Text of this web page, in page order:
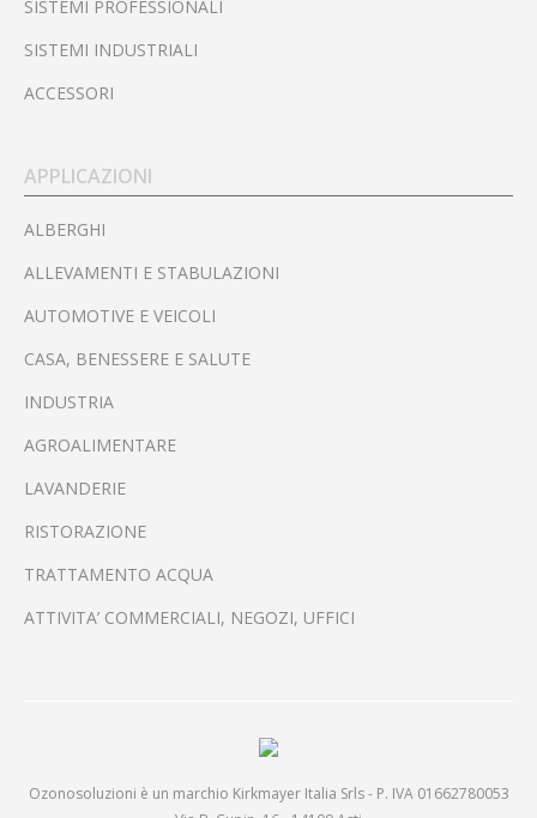
SISTEMI PROFESSIONALI
SISTEMI INDUSTRIALI
ACCESSORI
APPLICAZIONI
ALBERGHI
ALLEVAMENTI E STABULAZIONI
AUTOMOTIVE E VEICOLI
CASA, BENESSERE E SALUTE
INDUSTRIA
AGROALIMENTARE
LAVANDERIE
RISTORAZIONE
TRATTAMENTO ACQUA
ATTIVITA’ COMMERCIALI, NEGOZI, UFFICI
Ozonosoluzioni è un marchio Kirkmayer Italia Srls - P. IVA 01662780053